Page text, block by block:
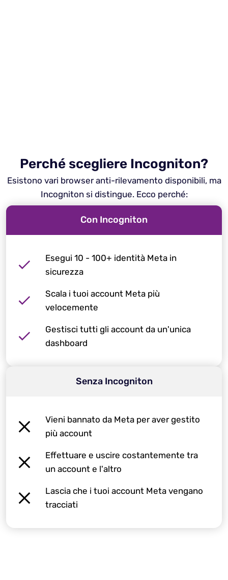
Perché scegliere Incogniton?
Esistono vari browser anti-rilevamento disponibili, ma
Incogniton si distingue. Ecco perché:
Con Incogniton
Esegui 10 - 100+ identità Meta in
sicurezza
Scala i tuoi account Meta più
velocemente
Gestisci tutti gli account da un'unica
dashboard
Senza Incogniton
Vieni bannato da Meta per aver gestito
più account
Effettuare e uscire costantemente tra
un account e l'altro
Lascia che i tuoi account Meta vengano
tracciati